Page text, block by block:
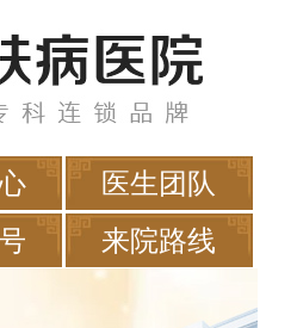
医生团队
来院路线